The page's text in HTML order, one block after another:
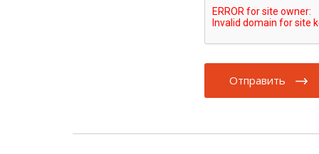
Отправить